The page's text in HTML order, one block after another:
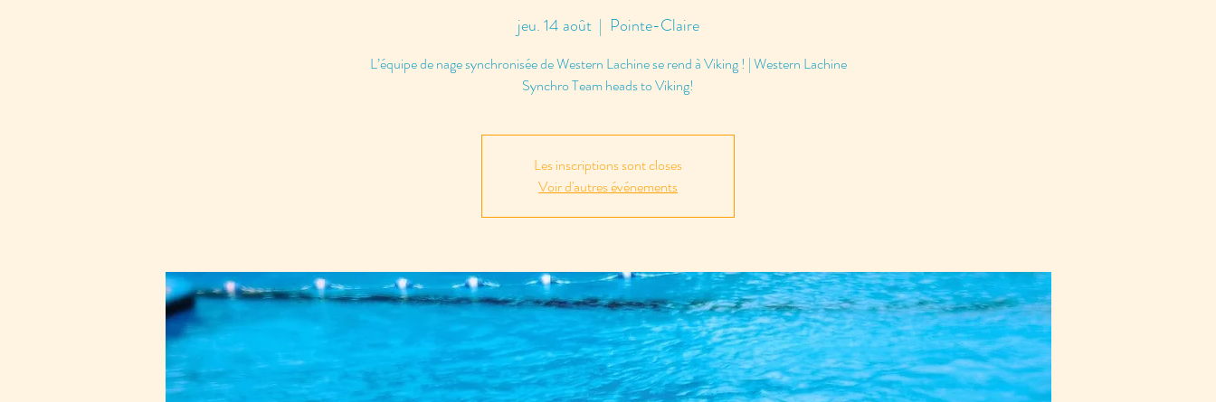
jeu. 14 août
  |
Pointe-Claire
L’équipe de nage synchronisée de Western Lachine se rend à Viking ! | Western Lachine
Synchro Team heads to Viking!
Les inscriptions sont closes
Voir d'autres événements